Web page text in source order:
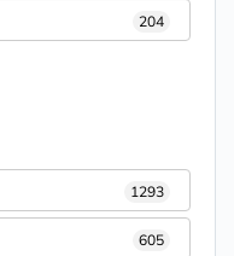
204
1293
605